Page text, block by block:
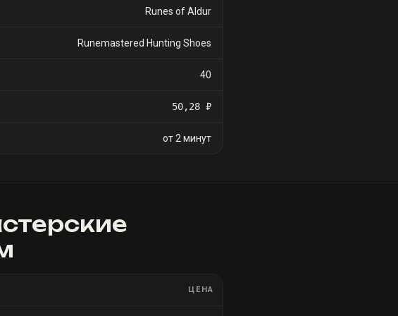
Runes of Aldur
Runemastered Hunting Shoes
40
50,28 ₽
от 2 минут
ЦЕНА